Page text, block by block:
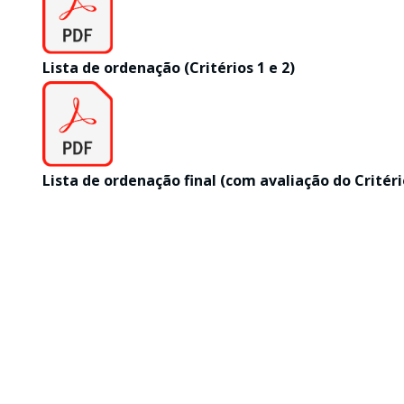
Lista de ordenação (Critérios 1 e 2)
Lista de ordenação final (com avaliação do